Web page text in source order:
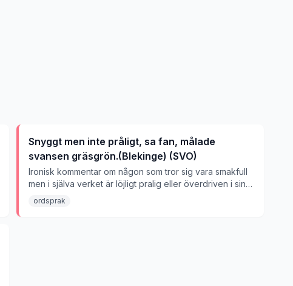
Snyggt men inte pråligt, sa fan, målade
svansen gräsgrön.(Blekinge) (SVO)
Ironisk kommentar om någon som tror sig vara smakfull
men i själva verket är löjligt pralig eller överdriven i sin
utsmyckning.
ordsprak